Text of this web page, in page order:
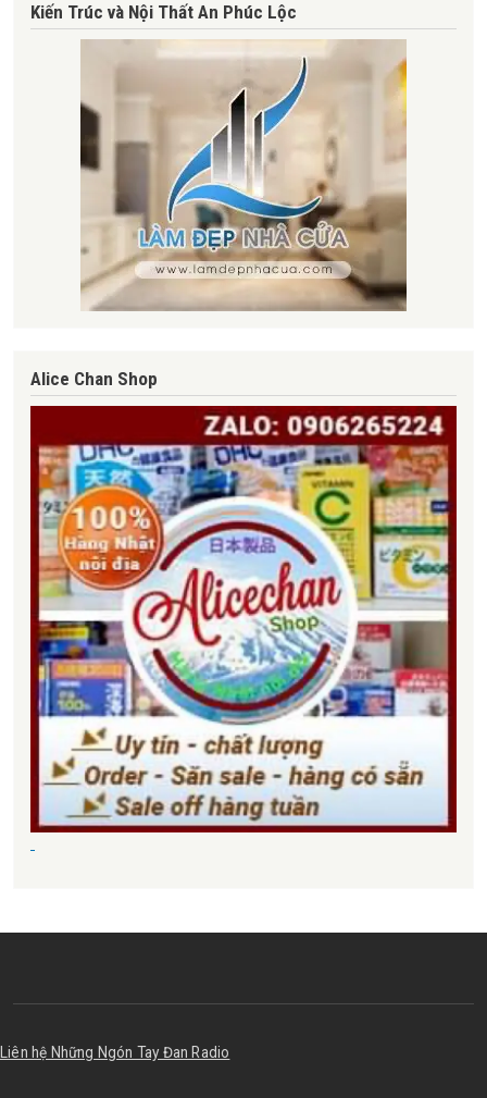
Kiến Trúc và Nội Thất An Phúc Lộc
Alice Chan Shop
Liên hệ Những Ngón Tay Đan Radio